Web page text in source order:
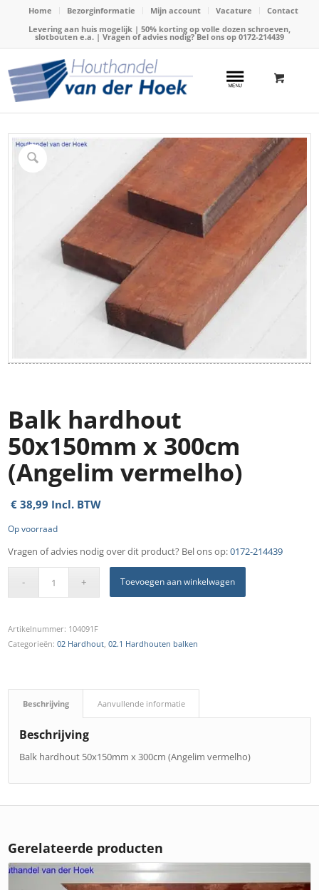
Home Bezorginformatie Mijn account Vacature
Contact
Levering aan huis mogelijk | 50% korting op volle dozen schroeven,
slotbouten e.a. | Vragen of advies nodig? Bel ons op 0172-214439
Home / Webshop / Hardhout / Hardhouten balken
Balk hardhout 50x150mm x 300cm (Angelim vermelho)
Balk hardhout
50x150mm x 300cm
(Angelim vermelho)
€ 38,99 Incl. BTW
Op voorraad
Vragen of advies nodig over dit product? Bel ons op:0172-214439
Toevoegen aan winkelwagen
Artikelnummer: 104091F
Categorieën:02 Hardhout,02.1 Hardhouten balken
Beschrijving Aanvullende informatie
Beschrijving
Balk hardhout 50x150mm x 300cm (Angelim vermelho)
Gerelateerde producten